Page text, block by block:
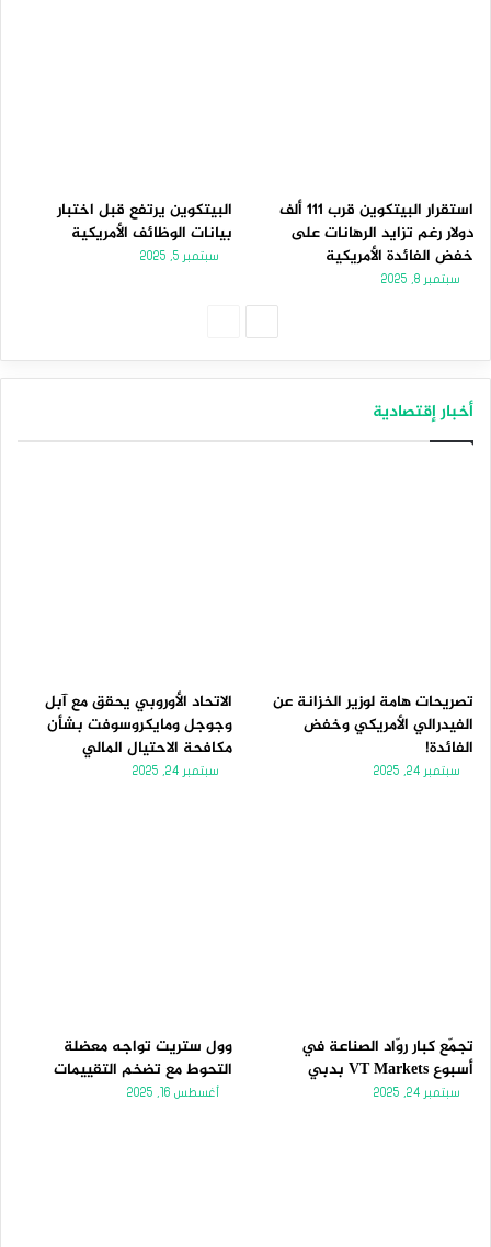
استقرار البيتكوين قرب 111 ألف
دولار رغم تزايد الرهانات على
خفض الفائدة الأمريكية
سبتمبر 8, 2025
البيتكوين يرتفع قبل اختبار
بيانات الوظائف الأمريكية
سبتمبر 5, 2025
أخبار إقتصادية
تصريحات هامة لوزير الخزانة عن
الفيدرالي الأمريكي وخفض
الفائدة!
سبتمبر 24, 2025
الاتحاد الأوروبي يحقق مع آبل
وجوجل ومايكروسوفت بشأن
مكافحة الاحتيال المالي
سبتمبر 24, 2025
تجمّع كبار روّاد الصناعة في
أسبوع VT Markets بدبي
سبتمبر 24, 2025
وول ستريت تواجه معضلة
التحوط مع تضخم التقييمات
أغسطس 16, 2025